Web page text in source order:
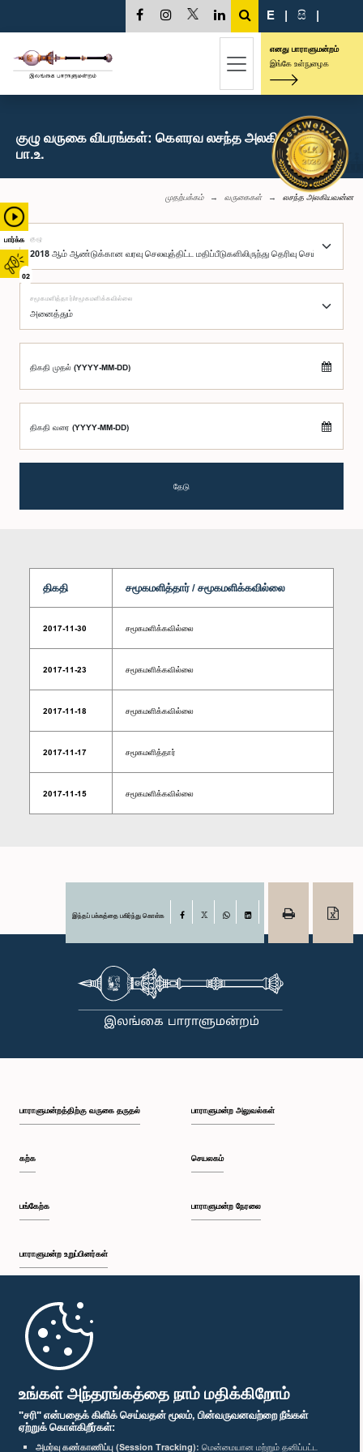
உங்கள் அந்தரங்கத்தை நாம் மதிக்கிறோம்
"சரி" என்பதைக் கிளிக் செய்வதன் மூலம், பின்வருவனவற்றை நீங்கள்
ஏற்றுக் கொள்கிறீர்கள்:
அமர்வு கண்காணிப்பு (Session Tracking): மென்மையான மற்றும் தனிப்பட்ட
பார்க்க
02
E | සි |
எனது பாராளுமன்றம்
இங்கே உள்நுழைக
குழு வருகை விபரங்கள்: கௌரவ லசந்த அலகியவன்ன,
பா.உ.
முதற்பக்கம் வருகைகள் லசந்த அலகியவன்ன
குழு
சமூகமளித்தார்/சமூகமளிக்கவில்லை
திகதி முதல் (YYYY-MM-DD)
திகதி வரை (YYYY-MM-DD)
தேடு
திகதி சமூகமளித்தார் / சமூகமளிக்கவில்லை
2017-11-30 சமூகமளிக்கவில்லை
2017-11-23 சமூகமளிக்கவில்லை
2017-11-18 சமூகமளிக்கவில்லை
2017-11-17 சமூகமளித்தார்
2017-11-15 சமூகமளிக்கவில்லை
இந்தப் பக்கத்தை பகிர்ந்து கொள்க Facebook
பாராளுமன்றத்திற்கு வருகை தருதல்
கற்க
பங்கேற்க
பாராளுமன்ற உறுப்பினர்கள்
முதற்பக்கம்
பாராளுமன்ற அலுவல்கள்
செயலகம்
பாராளுமன்ற நேரலை
பாராளுமன்ற கையடக்க செயலி